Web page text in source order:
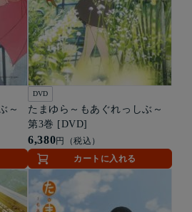
～
DVD
たまゆら～もあぐれっしぶ～
第3巻 [DVD]
6,380円（税込）
カートに入れる